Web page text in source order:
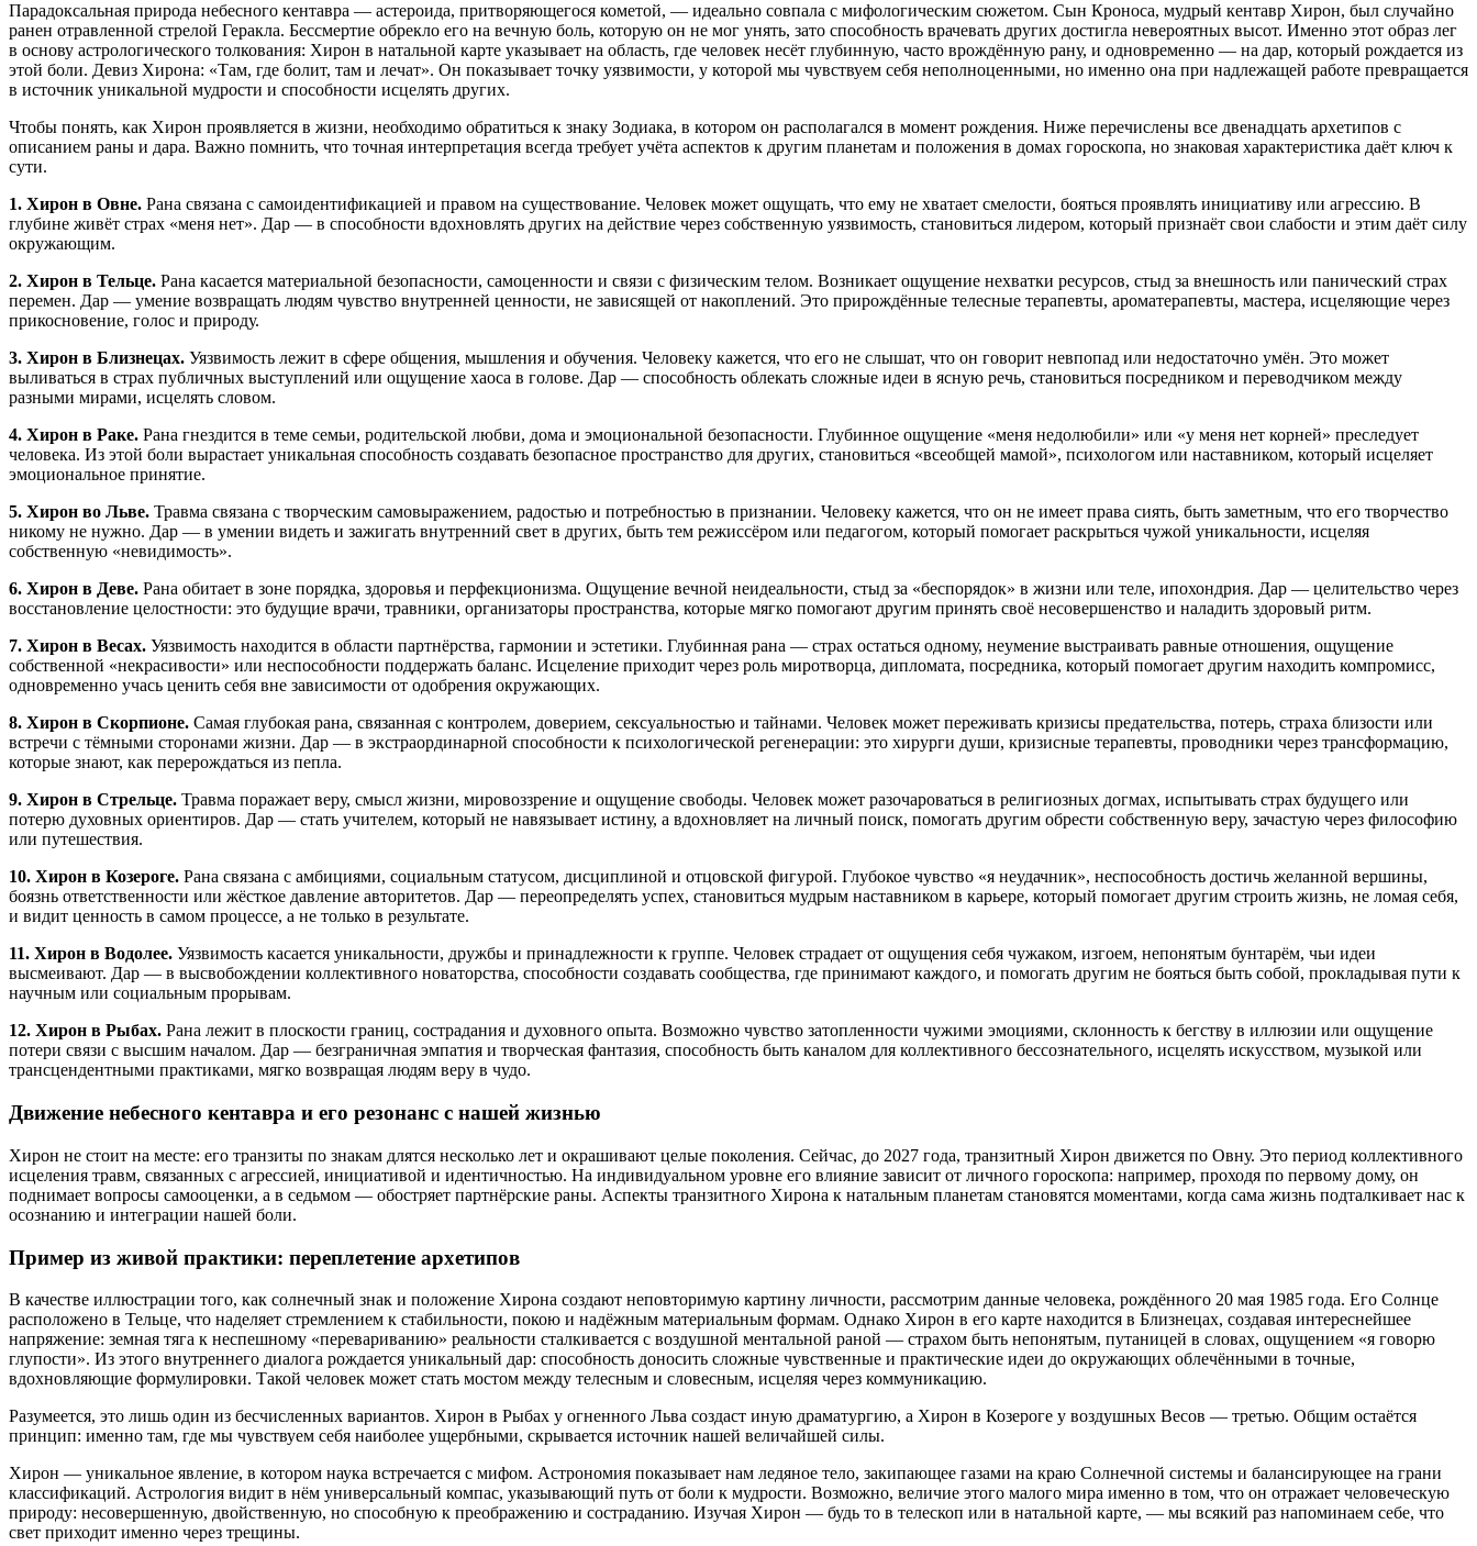
Парадоксальная природа небесного кентавра — астероида, притворяющегося кометой, — идеально совпала с мифологическим сюжетом. Сын Кроноса, мудрый кентавр Хирон, был случайно
ранен отравленной стрелой Геракла. Бессмертие обрекло его на вечную боль, которую он не мог унять, зато способность врачевать других достигла невероятных высот. Именно этот образ лег
в основу астрологического толкования: Хирон в натальной карте указывает на область, где человек несёт глубинную, часто врождённую рану, и одновременно — на дар, который рождается из
этой боли. Девиз Хирона: «Там, где болит, там и лечат». Он показывает точку уязвимости, у которой мы чувствуем себя неполноценными, но именно она при надлежащей работе превращается
в источник уникальной мудрости и способности исцелять других.
Чтобы понять, как Хирон проявляется в жизни, необходимо обратиться к знаку Зодиака, в котором он располагался в момент рождения. Ниже перечислены все двенадцать архетипов с
описанием раны и дара. Важно помнить, что точная интерпретация всегда требует учёта аспектов к другим планетам и положения в домах гороскопа, но знаковая характеристика даёт ключ к
сути.
1. Хирон в Овне. Рана связана с самоидентификацией и правом на существование. Человек может ощущать, что ему не хватает смелости, бояться проявлять инициативу или агрессию. В
глубине живёт страх «меня нет». Дар — в способности вдохновлять других на действие через собственную уязвимость, становиться лидером, который признаёт свои слабости и этим даёт силу
окружающим.
2. Хирон в Тельце. Рана касается материальной безопасности, самоценности и связи с физическим телом. Возникает ощущение нехватки ресурсов, стыд за внешность или панический страх
перемен. Дар — умение возвращать людям чувство внутренней ценности, не зависящей от накоплений. Это прирождённые телесные терапевты, ароматерапевты, мастера, исцеляющие через
прикосновение, голос и природу.
3. Хирон в Близнецах. Уязвимость лежит в сфере общения, мышления и обучения. Человеку кажется, что его не слышат, что он говорит невпопад или недостаточно умён. Это может
выливаться в страх публичных выступлений или ощущение хаоса в голове. Дар — способность облекать сложные идеи в ясную речь, становиться посредником и переводчиком между
разными мирами, исцелять словом.
4. Хирон в Раке. Рана гнездится в теме семьи, родительской любви, дома и эмоциональной безопасности. Глубинное ощущение «меня недолюбили» или «у меня нет корней» преследует
человека. Из этой боли вырастает уникальная способность создавать безопасное пространство для других, становиться «всеобщей мамой», психологом или наставником, который исцеляет
эмоциональное принятие.
5. Хирон во Льве. Травма связана с творческим самовыражением, радостью и потребностью в признании. Человеку кажется, что он не имеет права сиять, быть заметным, что его творчество
никому не нужно. Дар — в умении видеть и зажигать внутренний свет в других, быть тем режиссёром или педагогом, который помогает раскрыться чужой уникальности, исцеляя
собственную «невидимость».
6. Хирон в Деве. Рана обитает в зоне порядка, здоровья и перфекционизма. Ощущение вечной неидеальности, стыд за «беспорядок» в жизни или теле, ипохондрия. Дар — целительство через
восстановление целостности: это будущие врачи, травники, организаторы пространства, которые мягко помогают другим принять своё несовершенство и наладить здоровый ритм.
7. Хирон в Весах. Уязвимость находится в области партнёрства, гармонии и эстетики. Глубинная рана — страх остаться одному, неумение выстраивать равные отношения, ощущение
собственной «некрасивости» или неспособности поддержать баланс. Исцеление приходит через роль миротворца, дипломата, посредника, который помогает другим находить компромисс,
одновременно учась ценить себя вне зависимости от одобрения окружающих.
8. Хирон в Скорпионе. Самая глубокая рана, связанная с контролем, доверием, сексуальностью и тайнами. Человек может переживать кризисы предательства, потерь, страха близости или
встречи с тёмными сторонами жизни. Дар — в экстраординарной способности к психологической регенерации: это хирурги души, кризисные терапевты, проводники через трансформацию,
которые знают, как перерождаться из пепла.
9. Хирон в Стрельце. Травма поражает веру, смысл жизни, мировоззрение и ощущение свободы. Человек может разочароваться в религиозных догмах, испытывать страх будущего или
потерю духовных ориентиров. Дар — стать учителем, который не навязывает истину, а вдохновляет на личный поиск, помогать другим обрести собственную веру, зачастую через философию
или путешествия.
10. Хирон в Козероге. Рана связана с амбициями, социальным статусом, дисциплиной и отцовской фигурой. Глубокое чувство «я неудачник», неспособность достичь желанной вершины,
боязнь ответственности или жёсткое давление авторитетов. Дар — переопределять успех, становиться мудрым наставником в карьере, который помогает другим строить жизнь, не ломая себя,
и видит ценность в самом процессе, а не только в результате.
11. Хирон в Водолее. Уязвимость касается уникальности, дружбы и принадлежности к группе. Человек страдает от ощущения себя чужаком, изгоем, непонятым бунтарём, чьи идеи
высмеивают. Дар — в высвобождении коллективного новаторства, способности создавать сообщества, где принимают каждого, и помогать другим не бояться быть собой, прокладывая пути к
научным или социальным прорывам.
12. Хирон в Рыбах. Рана лежит в плоскости границ, сострадания и духовного опыта. Возможно чувство затопленности чужими эмоциями, склонность к бегству в иллюзии или ощущение
потери связи с высшим началом. Дар — безграничная эмпатия и творческая фантазия, способность быть каналом для коллективного бессознательного, исцелять искусством, музыкой или
трансцендентными практиками, мягко возвращая людям веру в чудо.
Движение небесного кентавра и его резонанс с нашей жизнью
Хирон не стоит на месте: его транзиты по знакам длятся несколько лет и окрашивают целые поколения. Сейчас, до 2027 года, транзитный Хирон движется по Овну. Это период коллективного
исцеления травм, связанных с агрессией, инициативой и идентичностью. На индивидуальном уровне его влияние зависит от личного гороскопа: например, проходя по первому дому, он
поднимает вопросы самооценки, а в седьмом — обостряет партнёрские раны. Аспекты транзитного Хирона к натальным планетам становятся моментами, когда сама жизнь подталкивает нас к
осознанию и интеграции нашей боли.
Пример из живой практики: переплетение архетипов
В качестве иллюстрации того, как солнечный знак и положение Хирона создают неповторимую картину личности, рассмотрим данные человека, рождённого 20 мая 1985 года. Его Солнце
расположено в Тельце, что наделяет стремлением к стабильности, покою и надёжным материальным формам. Однако Хирон в его карте находится в Близнецах, создавая интереснейшее
напряжение: земная тяга к неспешному «перевариванию» реальности сталкивается с воздушной ментальной раной — страхом быть непонятым, путаницей в словах, ощущением «я говорю
глупости». Из этого внутреннего диалога рождается уникальный дар: способность доносить сложные чувственные и практические идеи до окружающих облечёнными в точные,
вдохновляющие формулировки. Такой человек может стать мостом между телесным и словесным, исцеляя через коммуникацию.
Разумеется, это лишь один из бесчисленных вариантов. Хирон в Рыбах у огненного Льва создаст иную драматургию, а Хирон в Козероге у воздушных Весов — третью. Общим остаётся
принцип: именно там, где мы чувствуем себя наиболее ущербными, скрывается источник нашей величайшей силы.
Хирон — уникальное явление, в котором наука встречается с мифом. Астрономия показывает нам ледяное тело, закипающее газами на краю Солнечной системы и балансирующее на грани
классификаций. Астрология видит в нём универсальный компас, указывающий путь от боли к мудрости. Возможно, величие этого малого мира именно в том, что он отражает человеческую
природу: несовершенную, двойственную, но способную к преображению и состраданию. Изучая Хирон — будь то в телескоп или в натальной карте, — мы всякий раз напоминаем себе, что
свет приходит именно через трещины.